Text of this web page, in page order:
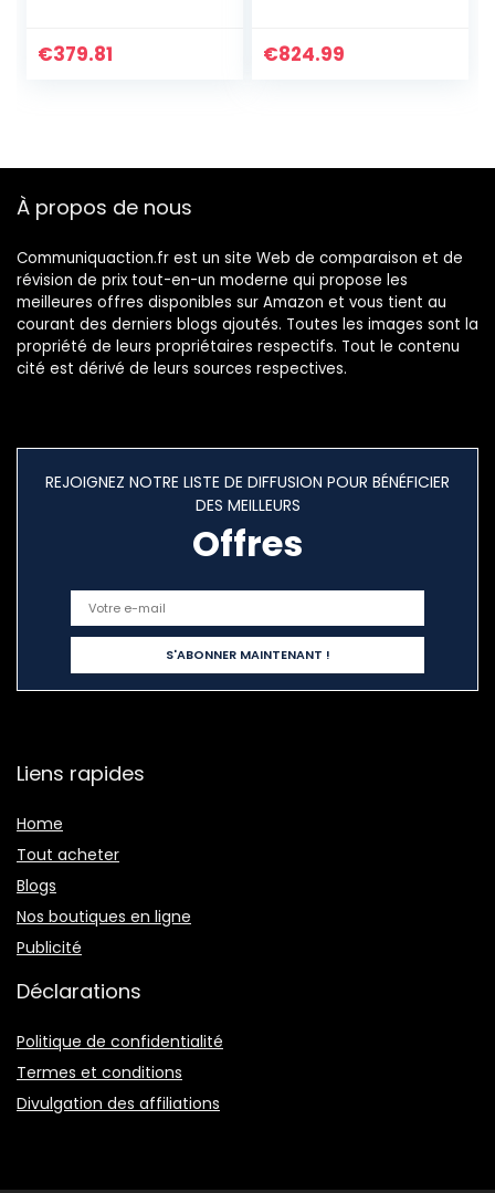
SIM Hybride
€379.81 €824.99
À propos de nous
Communiquaction.fr est un site Web de comparaison et de
révision de prix tout-en-un moderne qui propose les
meilleures offres disponibles sur Amazon et vous tient au
courant des derniers blogs ajoutés. Toutes les images sont la
propriété de leurs propriétaires respectifs. Tout le contenu
cité est dérivé de leurs sources respectives.
REJOIGNEZ NOTRE LISTE DE DIFFUSION POUR BÉNÉFICIER
DES MEILLEURS
Offres
Liens rapides
Home
Tout acheter
Blogs
Nos boutiques en ligne
Publicité
Déclarations
Politique de confidentialité
Termes et conditions
Divulgation des affiliations